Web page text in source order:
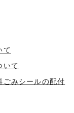
て
いて
ごみシールの配付